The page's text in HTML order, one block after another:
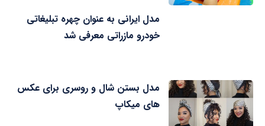
مدل ایرانی به عنوان چهره تبلیغاتی
خودرو مازراتی معرفی شد
مدل بستن شال و روسری برای عکس
های میکاپ